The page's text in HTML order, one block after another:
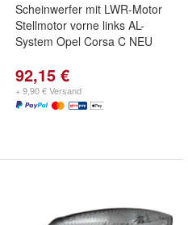
Scheinwerfer mit LWR-Motor
Stellmotor vorne links AL-
System Opel Corsa C NEU
92,15 €
+ 9,90 € Versand